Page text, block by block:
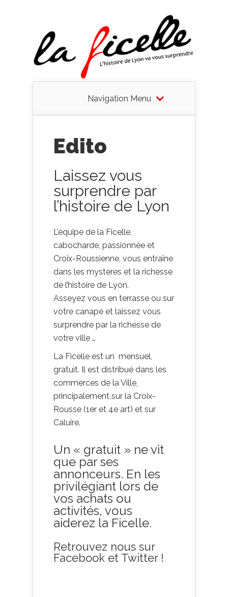
Navigation Menu
Edito
Laissez vous
surprendre par
l’histoire de Lyon
L’équipe de la Ficelle,
cabocharde, passionnée et
Croix-Roussienne, vous entraîne
dans les mystères et la richesse
de l’histoire de Lyon.
Asseyez vous en terrasse ou sur
votre canapé et laissez vous
surprendre par la richesse de
votre ville …
La Ficelle est un mensuel,
gratuit. Il est distribué dans les
commerces de la Ville,
principalement sur la Croix-
Rousse (1er et 4e art) et sur
Caluire.
Un « gratuit » ne vit
que par ses
annonceurs. En les
privilégiant lors de
vos achats ou
activités, vous
aiderez la Ficelle.
Retrouvez nous sur
Facebook et Twitter !